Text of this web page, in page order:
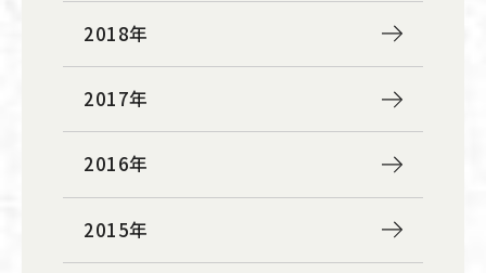
2018年
2017年
2016年
2015年